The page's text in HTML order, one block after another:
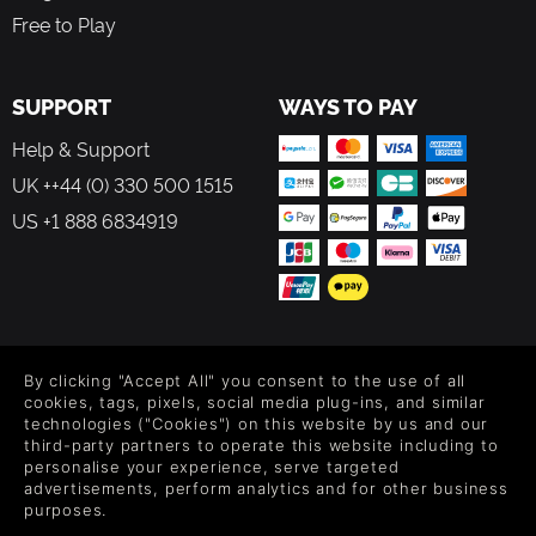
gegen 3 eurer „besten Freundinnen“ an. Dabei könnt ihr einen
Lebensbonus für euren Prinzen im nächsten Level gewinnen.
Aber aufgepasst: ABRACA kann nur mit Controllern gesteuert
werden. Es wird 1 Controller pro Spieler benötigt. Stellt also
sicher, dass ihr genügend Controller habt, bevor ihr das Spiel
kauft. Das Spiel kann ausschließlich im lokalen Offline-
Mehrspielermodus mit bis zu 4 Spielern gespielt werden.
Free to Play
SUPPORT
Help & Support
UK ++44 (0) 330 500 1515
US +1 888 6834919
WAYS TO PAY
Level up your inbox: Get emails for new releases, sales,
wishlists, and XP offers on games.
By entering your email you agree to receive marketing emails from
By clicking "Accept All" you consent to the use of all
cookies, tags, pixels, social media plug-ins, and similar
technologies ("Cookies") on this website by us and our
third-party partners to operate this website including to
personalise your experience, serve targeted
advertisements, perform analytics and for other business
purposes.